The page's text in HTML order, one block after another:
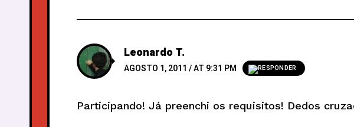
Leonardo T.
AGOSTO 1, 2011 / AT 9:31 PM RESPONDER
Participando! Já preenchi os requisitos! Dedos